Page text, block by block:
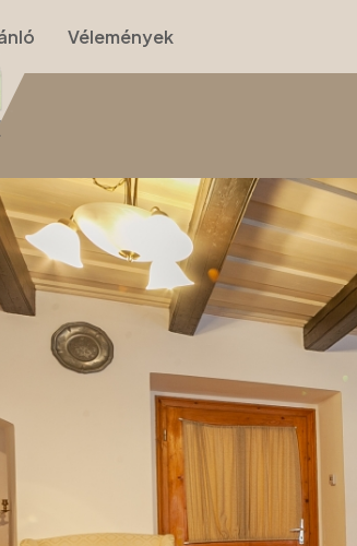
Vélemények
I. Apartman (földszinti kétszobás)